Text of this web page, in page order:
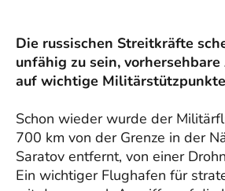
Die russischen Streitkräfte
unfähig zu sein,
auf wichtige
Schon wieder wurde der
700 km von der Grenze in der
Saratov entfernt, von einer
Ein wichtiger Flughafen für